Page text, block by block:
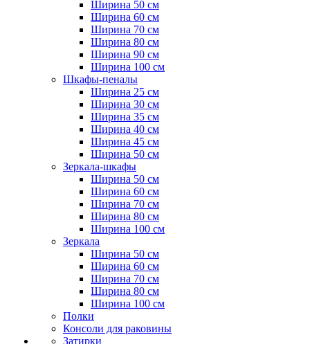
Ширина 50 см
Ширина 60 см
Ширина 70 см
Ширина 80 см
Ширина 90 см
Ширина 100 см
Шкафы-пеналы
Ширина 25 см
Ширина 30 см
Ширина 35 см
Ширина 40 см
Ширина 45 см
Ширина 50 см
Зеркала-шкафы
Ширина 50 см
Ширина 60 см
Ширина 70 см
Ширина 80 см
Ширина 100 см
Зеркала
Ширина 50 см
Ширина 60 см
Ширина 70 см
Ширина 80 см
Ширина 100 см
Полки
Консоли для раковины
Затирки